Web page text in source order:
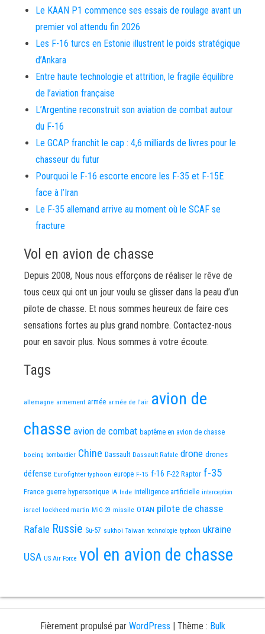
Le KAAN P1 commence ses essais de roulage avant un
premier vol attendu fin 2026
Les F-16 turcs en Estonie illustrent le poids stratégique
d’Ankara
Entre haute technologie et attrition, le fragile équilibre
de l’aviation française
L’Argentine reconstruit son aviation de combat autour
du F-16
Le GCAP franchit le cap : 4,6 milliards de livres pour le
chasseur du futur
Pourquoi le F-16 escorte encore les F-35 et F-15E
face à l’Iran
Le F-35 allemand arrive au moment où le SCAF se
fracture
Vol en avion de chasse
Depuis 2008, Nous nous efforçons de réaliser le rêve de
tous ceux qui ont un jour voulu se glisser dans la peau d’un
pilote de chasse. Et nous sommes heureux de faire ces
sensations fortes au plus grand nombre. Contactez-nous
pour en savoir plus. Nous sommes à votre écoute.
Tags
allemagne armement armée armée de l'air avion de
chasse avion de combat baptême en avion de chasse
boeing bombardier Chine Dassault Dassault Rafale drone drones
défense Eurofighter typhoon europe F-15 f-16 F-22 Raptor f-35
France guerre hypersonique IA Inde intelligence artificielle interception
israel lockheed martin MiG-29 missile OTAN pilote de chasse
Rafale Russie Su-57 sukhoi Taiwan technologie typhoon ukraine
USA US Air Force vol en avion de chasse
Fièrement propulsé par WordPress | Thème : Bulk